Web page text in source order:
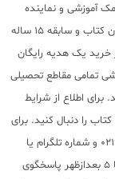
آموزشی و نماینده
مستقیم ناشران معتبر کمک آموزشی با بیش از 11000 عنوان کتاب و سابقه 15 ساله
خرید یک هدیه رایگان
تمامی مقاطع تحصیلی
برای اطلاع از شرایط
را دنبال کنید. برای
پیگیری سفارشات تهران شماره تلفن پشتیبانی 02166484008 و شماره تلگرام یا
واتس اپ 09203472622 می باشد که از ساعت 9 صبح تا 5 بعدازظهر پاسخگوی